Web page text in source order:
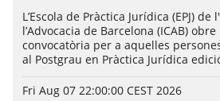
L’Escola de Pràctica Jurídica (EPJ) de
l’Advocacia de Barcelona (ICAB)
convocatòria per a aquelles
al Postgrau en Pràctica Jurídica
Fri Aug 07 22:00:00 CEST 2026